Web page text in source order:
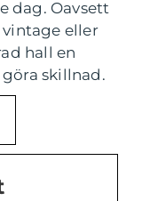
dag. Oavsett
eller
hall en
skillnad.